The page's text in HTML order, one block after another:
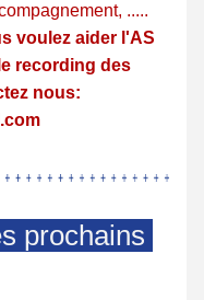
.....
voulez aider l'AS
recording des
nous:
prochains